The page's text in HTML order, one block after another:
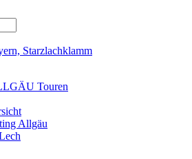
Touren
Allgäu